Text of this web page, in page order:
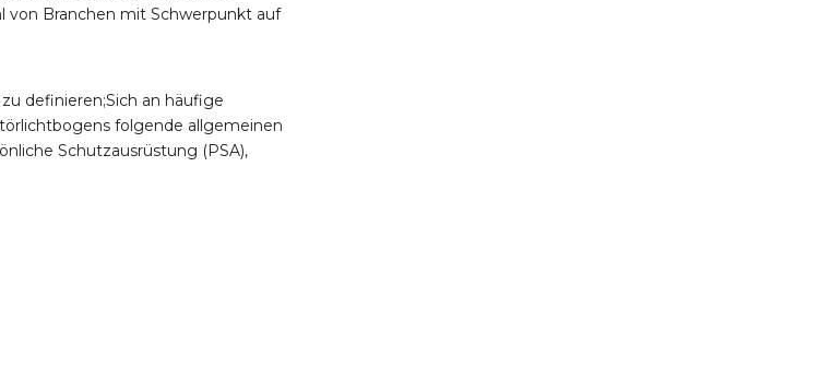
von Branchen mit Schwerpunkt auf
definieren;Sich an häufige
folgende allgemeinen
Schutzausrüstung (PSA),